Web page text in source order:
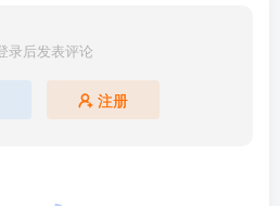
录后发表评论
注册